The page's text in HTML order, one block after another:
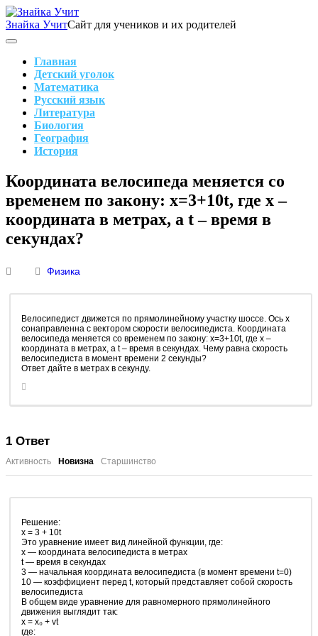
Skip
to
content
Знайка УчитСайт для учеников и их родителей
Search
Main
Navigation
Главная
Детский уголок
Математика
Русский язык
Литература
Биология
География
История
Search
Координата велосипеда меняется со
временем по закону: x=3+10t, где x –
координата в метрах, а t – время в
секундах?
Физика
Велосипедист движется по прямолинейному участку шоссе. Ось х
сонаправленна с вектором скорости велосипедиста. Координата
велосипеда меняется со временем по закону: x=3+10t, где x –
координата в метрах, а t – время в секундах. Чему равна скорость
велосипедиста в момент времени 2 секунды?
Ответ дайте в метрах в секунду.
1 Ответ
Активность Новизна Старшинство
Решение:
x = 3 + 10t
Это уравнение имеет вид линейной функции, где:
x — координата велосипедиста в метрах
t — время в секундах
3 — начальная координата велосипедиста (в момент времени t=0)
10 — коэффициент перед t, который представляет собой скорость
велосипедиста
В общем виде уравнение для равномерного прямолинейного
движения выглядит так:
x = x₀ + vt
где: